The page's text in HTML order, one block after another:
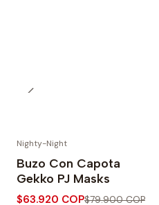
Nighty-Night
Buzo Con Capota
Gekko PJ Masks
$63.920 COP$79.900 COP